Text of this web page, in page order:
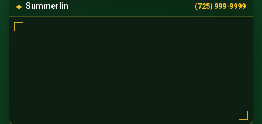
Summerlin (725) 999-9999